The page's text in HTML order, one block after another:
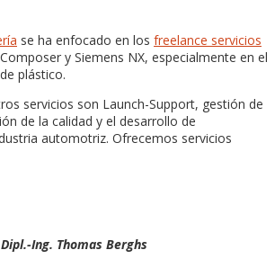
se ha enfocado en los freelance servicios
y Siemens NX, especialmente en el
plástico.
servicios son Launch-Support, gestión de
de la calidad y el desarrollo de
automotriz. Ofrecemos servicios
Dipl.-Ing. Thomas Berghs